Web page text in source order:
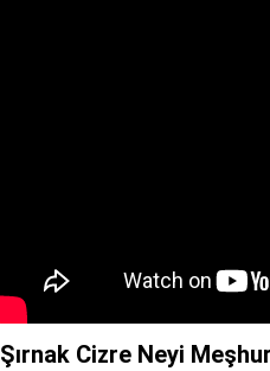
Şırnak Cizre Neyi